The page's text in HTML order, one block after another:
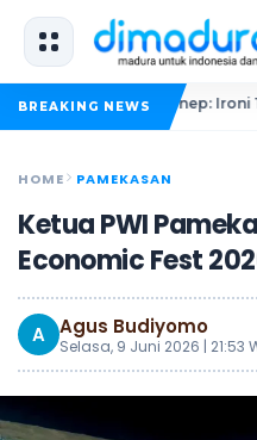
BREAKING NEWS
Sumenep: Ironi 13.095
HOME PAMEKASAN
Ketua PWI
Economic Fest
A Agus Budiyomo
Selasa, 9 Juni 2026 | 21:53